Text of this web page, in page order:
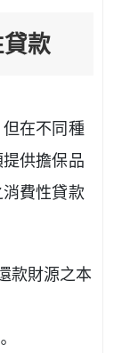
款
在不同種
供擔保品
費性貸款
款財源之本